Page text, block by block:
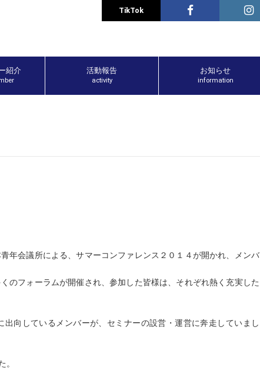
TikTok
紹介 活動報告
activity
お知らせ
information
年会議所による、サマーコンファレンス２０１４が開かれ、メンバ
のフォーラムが開催され、参加した皆様は、それぞれ熱く充実した
向しているメンバーが、セミナーの設営・運営に奔走していまし
。